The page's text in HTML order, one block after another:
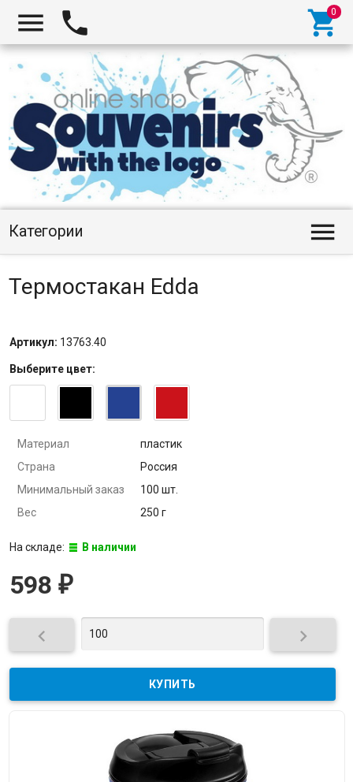
  
Категории 
Термостакан Edda
Артикул: 13763.40
Выберите цвет:
Материал
пластик
Страна
Россия
Минимальный заказ
100 шт.
Вес
250 г
На складе: В наличии
598 ₽
 